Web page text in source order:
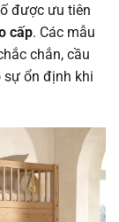
được ưu tiên
cấp. Các mẫu
chắn, cầu
sự ổn định khi